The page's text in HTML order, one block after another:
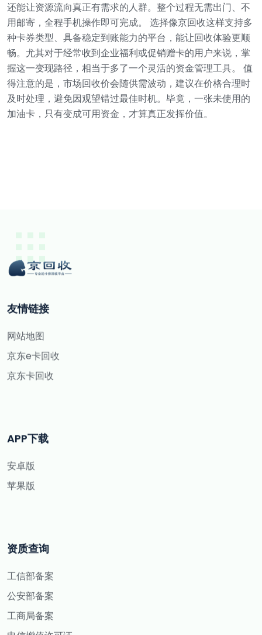
还能让资源流向真正有需求的人群。整个过程无需出门、不
用邮寄，全程手机操作即可完成。
选择像京回收这样支持多
种卡券类型、具备稳定到账能力的平台，能让回收体验更顺
畅。尤其对于经常收到企业福利或促销赠卡的用户来说，掌
握这一变现路径，相当于多了一个灵活的资金管理工具。
值
得注意的是，市场回收价会随供需波动，建议在价格合理时
及时处理，避免因观望错过最佳时机。毕竟，一张未使用的
加油卡，只有变成可用资金，才算真正发挥价值。
友情链接
网站地图
京东e卡回收
京东卡回收
APP下载
安卓版
苹果版
资质查询
工信部备案
公安部备案
工商局备案